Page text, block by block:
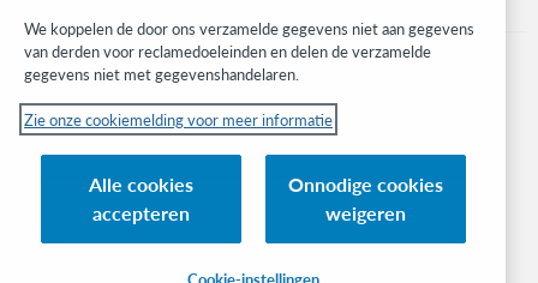
© 2026 OCLC
Inc. en buitenlandse filialen
Cookiemelding Lijst met cookie-instellingen
Privacybeleid
We koppelen de door ons verzamelde gegevens niet aan gegevens
van derden voor reclamedoeleinden en delen de verzamelde
gegevens niet met gegevenshandelaren.
Zie onze cookiemelding voor meer informatie
Alle cookies
accepteren
Onnodige cookies
weigeren